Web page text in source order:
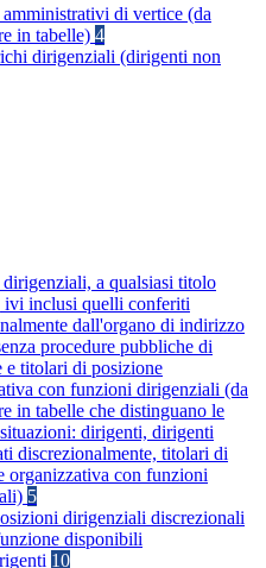
di vertice (da
in tabelle) 4
dirigenziali (dirigenti non
a qualsiasi titolo
ivi inclusi quelli conferiti
dall'organo di indirizzo
procedure pubbliche di
e titolari di posizione
con funzioni dirigenziali (da
in tabelle che distinguano le
dirigenti, dirigenti
discrezionalmente, titolari di
organizzativa con funzioni
5
dirigenziali discrezionali
disponibili
10